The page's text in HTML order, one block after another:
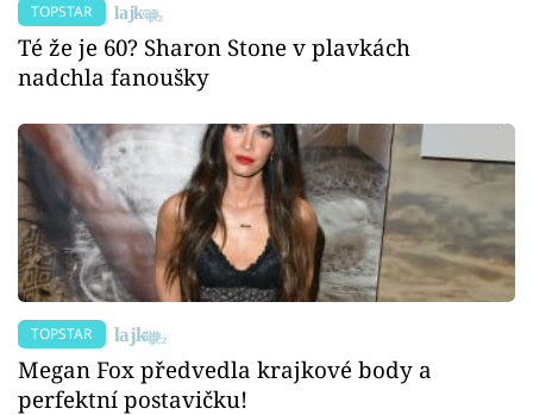
TOPSTAR
Té že je 60? Sharon Stone v plavkách
nadchla fanoušky
TOPSTAR
Megan Fox předvedla krajkové body a
perfektní postavičku!